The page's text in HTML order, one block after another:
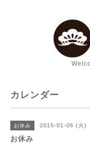
カレンダー
お休み 2015-01-06 (火)
お休み